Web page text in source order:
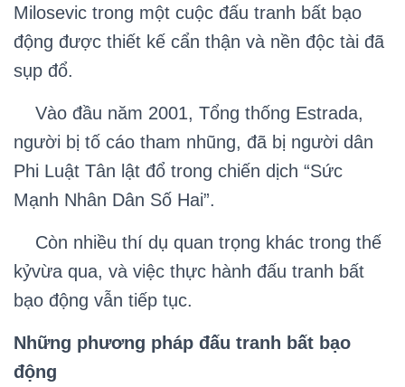
Milosevic trong một cuộc đấu tranh bất bạo
động được thiết kế cẩn thận và nền độc tài đã
sụp đổ.
Vào đầu năm 2001, Tổng thống Estrada,
người bị tố cáo tham nhũng, đã bị người dân
Phi Luật Tân lật đổ trong chiến dịch “Sức
Mạnh Nhân Dân Số Hai”.
Còn nhiều thí dụ quan trọng khác trong thế
kỷvừa qua, và việc thực hành đấu tranh bất
bạo động vẫn tiếp tục.
Những phương pháp đấu tranh bất bạo
động